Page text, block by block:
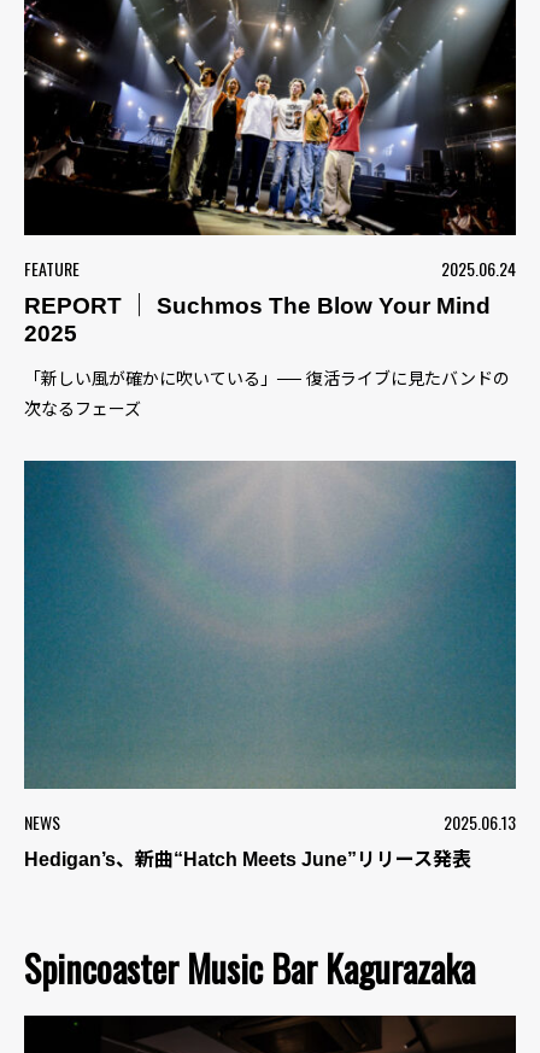
FEATURE
2025.06.24
REPORT ｜ Suchmos The Blow Your Mind
2025
「新しい風が確かに吹いている」── 復活ライブに見たバンドの
次なるフェーズ
NEWS 2025.06.13
Hedigan’s、新曲“Hatch Meets June”リリース発表
Spincoaster Music Bar Kagurazaka